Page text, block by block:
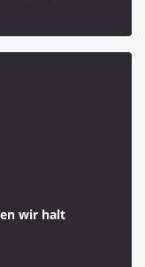
wir halt